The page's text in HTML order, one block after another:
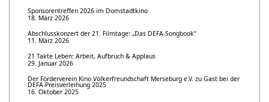
Sponsorentreffen 2026 im Domstadtkino
18. März 2026
Abschlusskonzert der 21. Filmtage: „Das DEFA-Songbook“
11. März 2026
21 Takte Leben: Arbeit, Aufbruch & Applaus
29. Januar 2026
Der Förderverein Kino Völkerfreundschaft Merseburg e.V. zu Gast bei der
DEFA-Preisverleihung 2025
16. Oktober 2025